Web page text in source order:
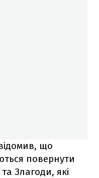
що
повернути
Злагоди, які